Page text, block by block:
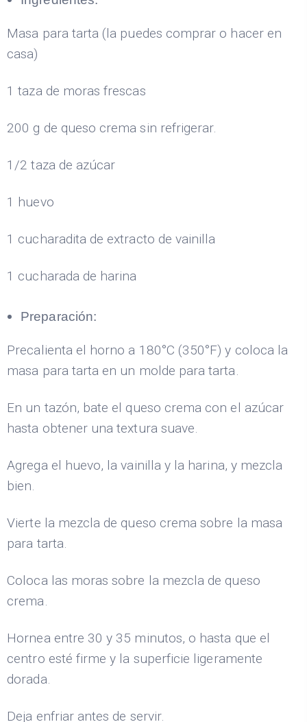
Masa para tarta (la puedes comprar o hacer en
casa)
1 taza de moras frescas
200 g de queso crema sin refrigerar.
1/2 taza de azúcar
1 huevo
1 cucharadita de extracto de vainilla
1 cucharada de harina
Preparación:
Precalienta el horno a 180°C (350°F) y coloca la
masa para tarta en un molde para tarta.
En un tazón, bate el queso crema con el azúcar
hasta obtener una textura suave.
Agrega el huevo, la vainilla y la harina, y mezcla
bien.
Vierte la mezcla de queso crema sobre la masa
para tarta.
Coloca las moras sobre la mezcla de queso
crema.
Hornea entre 30 y 35 minutos, o hasta que el
centro esté firme y la superficie ligeramente
dorada.
Deja enfriar antes de servir.